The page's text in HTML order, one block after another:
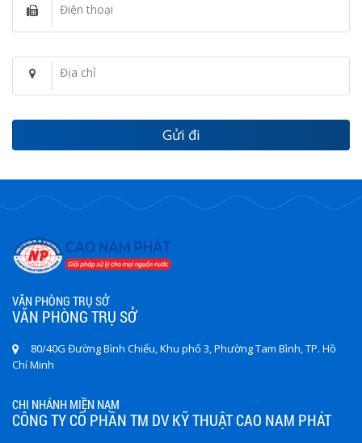
Điện thoại
Địa chỉ
VĂN PHÒNG TRỤ SỞ
VĂN PHÒNG TRỤ SỞ
80/40G Đường Bình Chiểu, Khu phố 3, Phường Tam Bình, TP. Hồ
Chí Minh
CHI NHÁNH MIỀN NAM
CÔNG TY CỔ PHẦN TM DV KỸ THUẬT CAO NAM PHÁT